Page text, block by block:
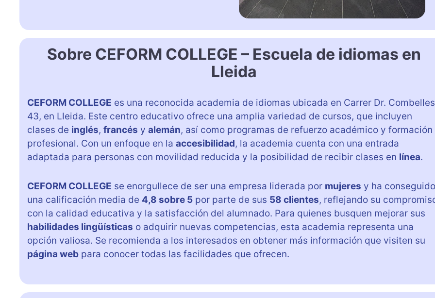
Sobre CEFORM COLLEGE – Escuela de idiomas en
Lleida
CEFORM COLLEGE es una reconocida academia de idiomas ubicada en Carrer Dr.
43, en Lleida. Este centro educativo ofrece una amplia variedad de cursos, que incluyen
clases de inglés, francés y alemán, así como programas de refuerzo académico y formación
profesional. Con un enfoque en la accesibilidad, la academia cuenta con una entrada
adaptada para personas con movilidad reducida y la posibilidad de recibir clases en línea.
CEFORM COLLEGE se enorgullece de ser una empresa liderada por mujeres y ha conseguido
una calificación media de 4,8 sobre 5 por parte de sus 58 clientes, reflejando su
con la calidad educativa y la satisfacción del alumnado. Para quienes busquen mejorar sus
habilidades lingüísticas o adquirir nuevas competencias, esta academia representa una
opción valiosa. Se recomienda a los interesados en obtener más información que visiten su
página web para conocer todas las facilidades que ofrecen.